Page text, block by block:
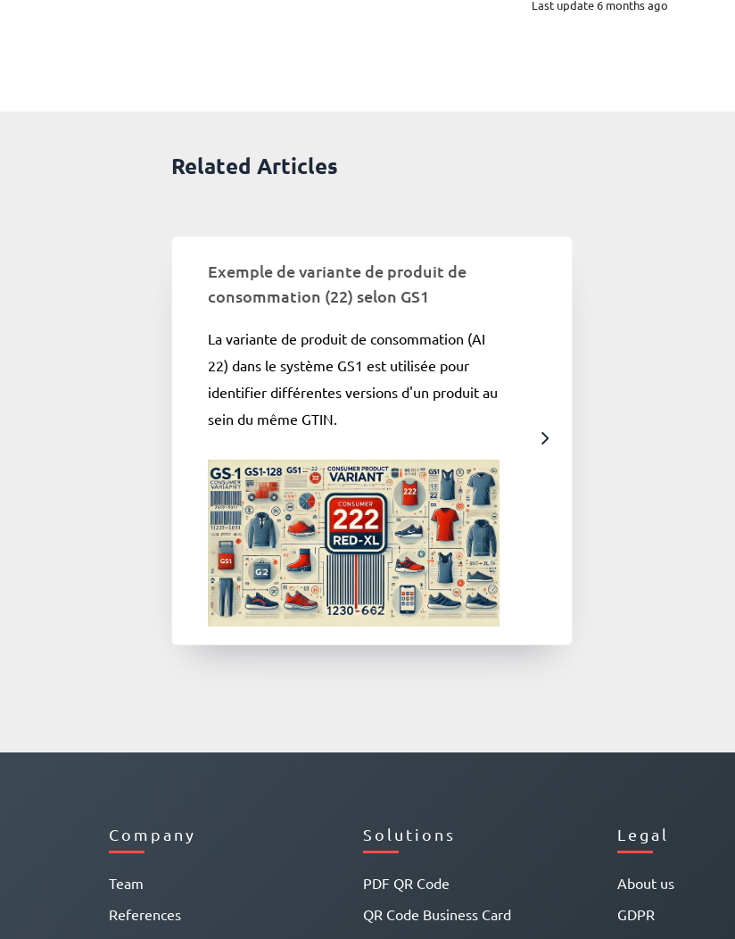
Last update 6 months ago
Related Articles
Exemple de variante de produit de
consommation (22) selon GS1
La variante de produit de consommation (AI
22) dans le système GS1 est utilisée pour
identifier différentes versions d'un produit au
sein du même GTIN.
Company
Team
References
Solutions
PDF QR Code
QR Code Business Card
Legal
About us
GDPR